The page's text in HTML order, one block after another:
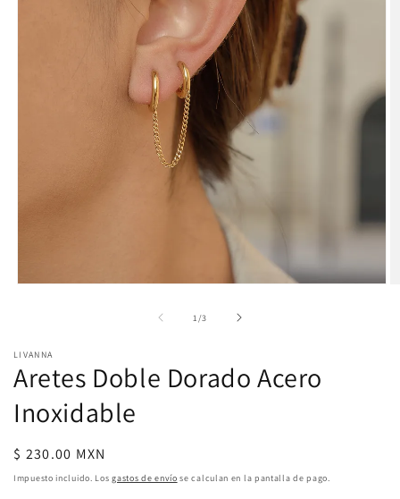
una
ventana
modal
1 /de
3
LIVANNA
Aretes Doble Dorado Acero
Inoxidable
Precio
habitual
$ 230.00 MXN
Impuesto incluido. Losgastos de envío se calculan en la pantalla de pago.